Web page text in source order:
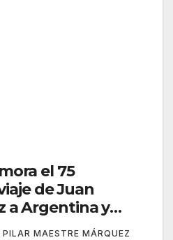
el 75
de Juan
a Argentina y
PILAR MAESTRE MÁRQUEZ